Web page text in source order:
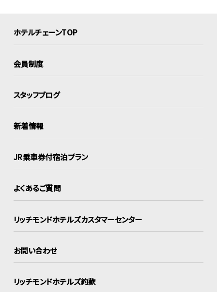
ホテルチェーンTOP
会員制度
スタッフブログ
新着情報
JR乗車券付宿泊プラン
よくあるご質問
リッチモンドホテルズカスタマーセンター
お問い合わせ
リッチモンドホテルズ約款